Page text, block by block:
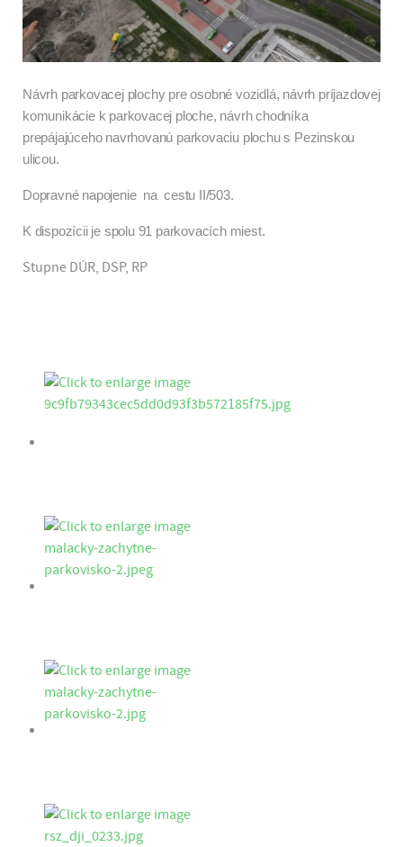
Návrh parkovacej plochy pre osobné vozidlá, návrh príjazdovej
komunikácie k parkovacej ploche, návrh chodníka
prepájajúceho navrhovanú parkovaciu plochu s Pezinskou
ulicou.
Dopravné napojenie nacestu II/503.
K dispozícii je spolu 91 parkovacích miest.
Stupne DÚR, DSP, RP